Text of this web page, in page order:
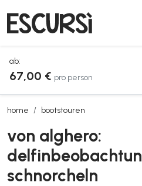
ab:
67,00 € pro person
home bootstouren
von alghero:
von alghero:
schnorcheln